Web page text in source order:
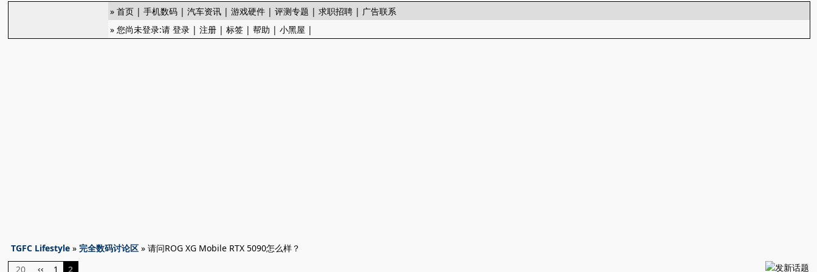
»首页 |手机数码 |汽车资讯 |游戏硬件 |评测专题 |求职招聘 | 广告联系
» 您尚未登录:请登录 |注册 |标签 |帮助 |小黑屋 |
TGFC Lifestyle » 完全数码讨论区 » 请问ROG XG Mobile RTX 5090怎么样？
20
‹‹ 1 2